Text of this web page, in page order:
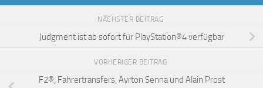
NÄCHSTER BEITRAG
Judgment ist ab sofort für PlayStation®4 verfügbar
VORHERIGER BEITRAG
F2®, Fahrertransfers, Ayrton Senna und Alain Prost